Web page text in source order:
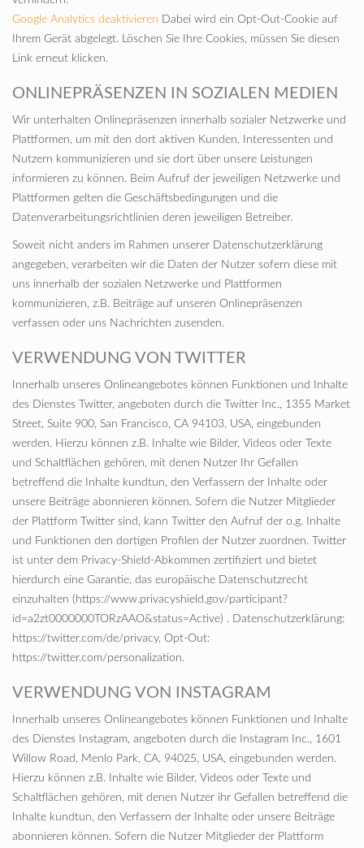
Google Analytics deaktivieren Dabei wird ein Opt-Out-Cookie auf
Ihrem Gerät abgelegt. Löschen Sie Ihre Cookies, müssen Sie diesen
Link erneut klicken.
ONLINEPRÄSENZEN IN SOZIALEN MEDIEN
Wir unterhalten Onlinepräsenzen innerhalb sozialer Netzwerke und
Plattformen, um mit den dort aktiven Kunden, Interessenten und
Nutzern kommunizieren und sie dort über unsere Leistungen
informieren zu können. Beim Aufruf der jeweiligen Netzwerke und
Plattformen gelten die Geschäftsbedingungen und die
Datenverarbeitungsrichtlinien deren jeweiligen Betreiber.
Soweit nicht anders im Rahmen unserer Datenschutzerklärung
angegeben, verarbeiten wir die Daten der Nutzer sofern diese mit
uns innerhalb der sozialen Netzwerke und Plattformen
kommunizieren, z.B. Beiträge auf unseren Onlinepräsenzen
verfassen oder uns Nachrichten zusenden.
VERWENDUNG VON TWITTER
Innerhalb unseres Onlineangebotes können Funktionen und Inhalte
des Dienstes Twitter, angeboten durch die Twitter Inc., 1355 Market
Street, Suite 900, San Francisco, CA 94103, USA, eingebunden
werden. Hierzu können z.B. Inhalte wie Bilder, Videos oder Texte
und Schaltflächen gehören, mit denen Nutzer Ihr Gefallen
betreffend die Inhalte kundtun, den Verfassern der Inhalte oder
unsere Beiträge abonnieren können. Sofern die Nutzer Mitglieder
der Plattform Twitter sind, kann Twitter den Aufruf der o.g. Inhalte
und Funktionen den dortigen Profilen der Nutzer zuordnen. Twitter
ist unter dem Privacy-Shield-Abkommen zertifiziert und bietet
hierdurch eine Garantie, das europäische Datenschutzrecht
einzuhalten (https://www.privacyshield.gov/participant?
id=a2zt0000000TORzAAO&status=Active) . Datenschutzerklärung:
https://twitter.com/de/privacy, Opt-Out:
https://twitter.com/personalization.
VERWENDUNG VON INSTAGRAM
Innerhalb unseres Onlineangebotes können Funktionen und Inhalte
des Dienstes Instagram, angeboten durch die Instagram Inc., 1601
Willow Road, Menlo Park, CA, 94025, USA, eingebunden werden.
Hierzu können z.B. Inhalte wie Bilder, Videos oder Texte und
Schaltflächen gehören, mit denen Nutzer ihr Gefallen betreffend die
Inhalte kundtun, den Verfassern der Inhalte oder unsere Beiträge
abonnieren können. Sofern die Nutzer Mitglieder der Plattform